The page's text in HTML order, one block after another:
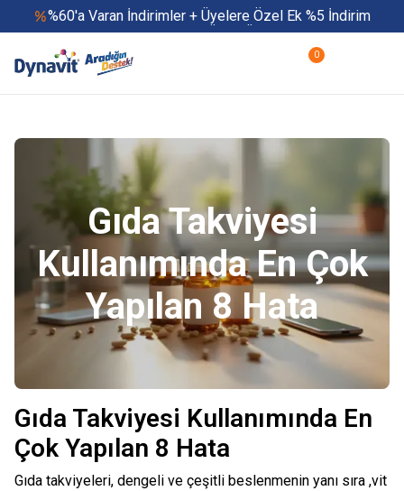
%60'a Varan İndirimler + Üyelere Özel Ek %5 İndirim
Yaz Boyu 500 TL ve Üzeri Ücretsiz Kargo
Yaza Özel Fırsatlar Başladı
0
Gıda Takviyesi
Kullanımında En Çok
Yapılan 8 Hata
Gıda Takviyesi Kullanımında En
Çok Yapılan 8 Hata
Gıda takviyeleri, dengeli ve çeşitli beslenmenin yanı sıra ,vit